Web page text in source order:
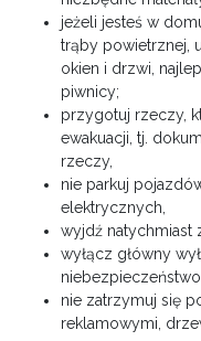
jeżeli jesteś w
trąby powietrznej,
okien i drzwi,
piwnicy;
przygotuj rzeczy,
ewakuacji, tj.
rzeczy,
nie parkuj
elektrycznych,
wyjdź natychmiast
wyłącz główny
nie zatrzymuj się
reklamowymi,